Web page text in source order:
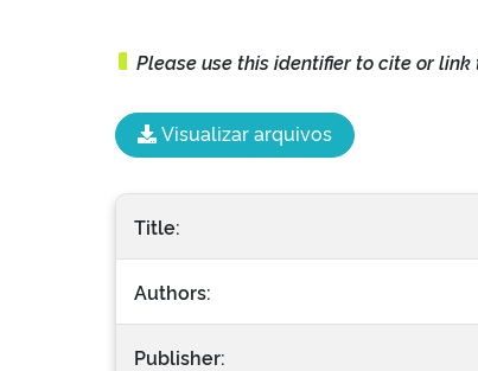
Please use this identifier to cite or link
Visualizar arquivos
Title:
Authors:
Publisher: